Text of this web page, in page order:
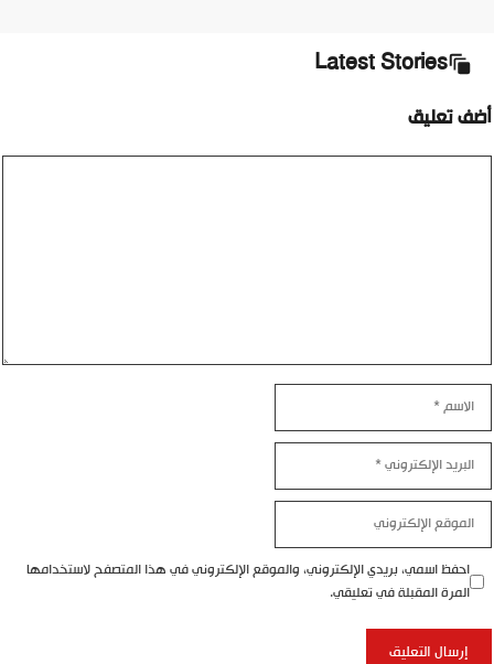
Latest Stories
أضف تعليق
تعليق
الاسم
البريد
الإلكتروني
الموقع
الإلكتروني
احفظ اسمي، بريدي الإلكتروني، والموقع الإلكتروني في هذا المتصفح لاستخدامها
المرة المقبلة في تعليقي.